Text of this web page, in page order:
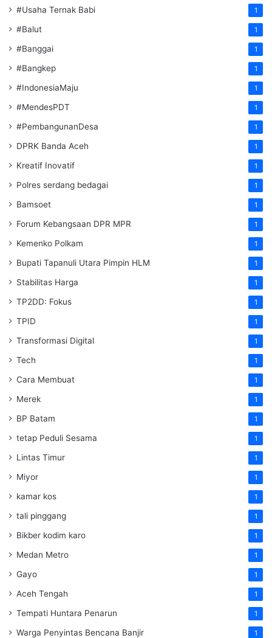
#Usaha Ternak Babi 1
#Balut 1
#Banggai 1
#Bangkep 1
#IndonesiaMaju 1
#MendesPDT 1
#PembangunanDesa 1
DPRK Banda Aceh 1
Kreatif Inovatif 1
Polres serdang bedagai 1
Bamsoet 1
Forum Kebangsaan DPR MPR 1
Kemenko Polkam 1
‎Bupati Tapanuli Utara Pimpin HLM 1
Stabilitas Harga 1
TP2DD: Fokus 1
TPID 1
Transformasi Digital 1
Tech 1
Cara Membuat 1
Merek 1
BP Batam 1
tetap Peduli Sesama 1
Lintas Timur 1
Miyor 1
kamar kos 1
tali pinggang 1
Bikber kodim karo 1
Medan Metro 1
Gayo 1
Aceh Tengah 1
Tempati Huntara Penarun 1
Warga Penyintas Bencana Banjir 1